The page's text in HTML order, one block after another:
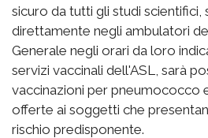
sicuro da tutti gli studi scientifici,
direttamente negli ambulatori
Generale negli orari da loro
servizi vaccinali dell'ASL, sarà
vaccinazioni per pneumococco
offerte ai soggetti che
rischio predisponente.